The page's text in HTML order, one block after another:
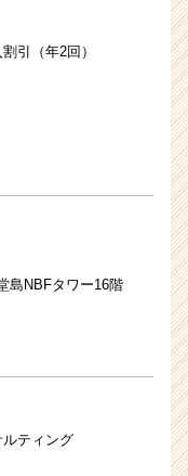
引（年2回）
島NBFタワー16階
ティング